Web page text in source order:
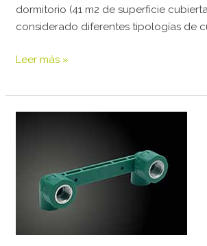
dormitorio (41 m2 de superficie
considerado diferentes tipologías de
Leer más »
paredes.
presenta
nuevo